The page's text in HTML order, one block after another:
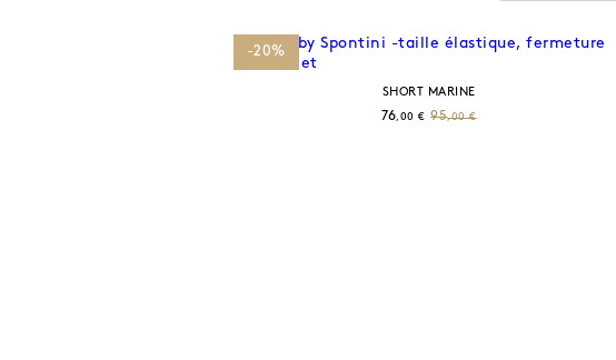
-20%
SHORT MARINE
76,00 € 95,00 €